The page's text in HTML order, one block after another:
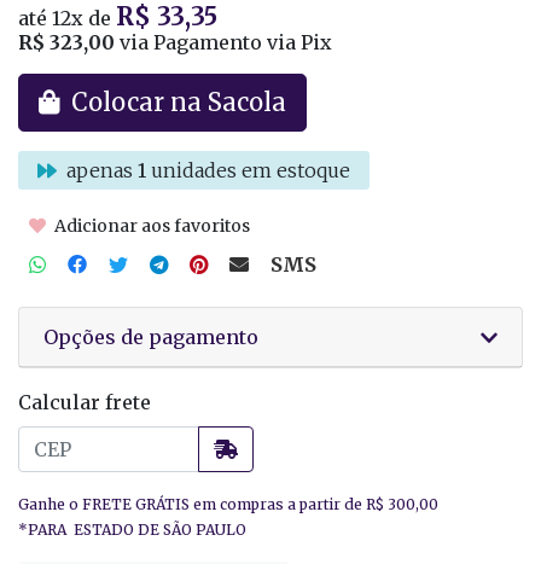
até 12x de R$ 33,35
R$ 323,00 via Pagamento via Pix
Colocar na Sacola
apenas 1 unidades em estoque
Adicionar aos favoritos
SMS
Opções de pagamento
Calcular frete